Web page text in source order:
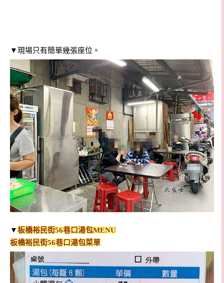
▼現場只有簡單幾張座位。
▼板橋裕民街56巷口湯包MENU
板橋裕民街56巷口湯包菜單